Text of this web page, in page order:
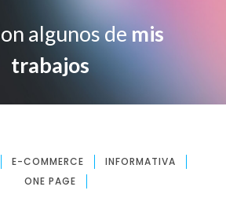
algunos demis
trabajos
E-COMMERCE
INFORMATIVA
ONE PAGE